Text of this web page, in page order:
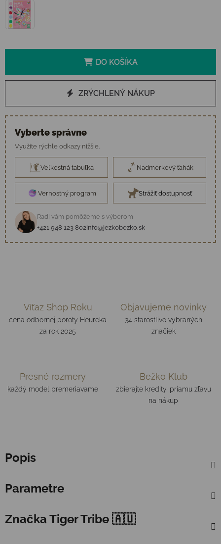
DO KOŠÍKA
ZRÝCHLENÝ NÁKUP
Vyberte správne
Využite rýchle odkazy nižšie.
Veľkostná tabuľka Nadmerkový ťahák
Vernostný program Strážiť dostupnosť
Radi vám pomôžeme s výberom
+421 948 123 802info@jezkobezko.sk
Víťaz Shop Roku
cena odbornej poroty Heureka
za rok 2025
Objavujeme novinky
34 starostlivo vybraných
značiek
Presné rozmery
každý model premeriavame
Bežko Klub
zbierajte kredity, priamu zľavu
na nákup
Popis
Parametre
Značka Tiger Tribe 🇦🇺